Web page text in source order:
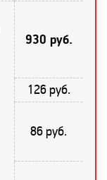
930 руб.
126 руб.
86 руб.